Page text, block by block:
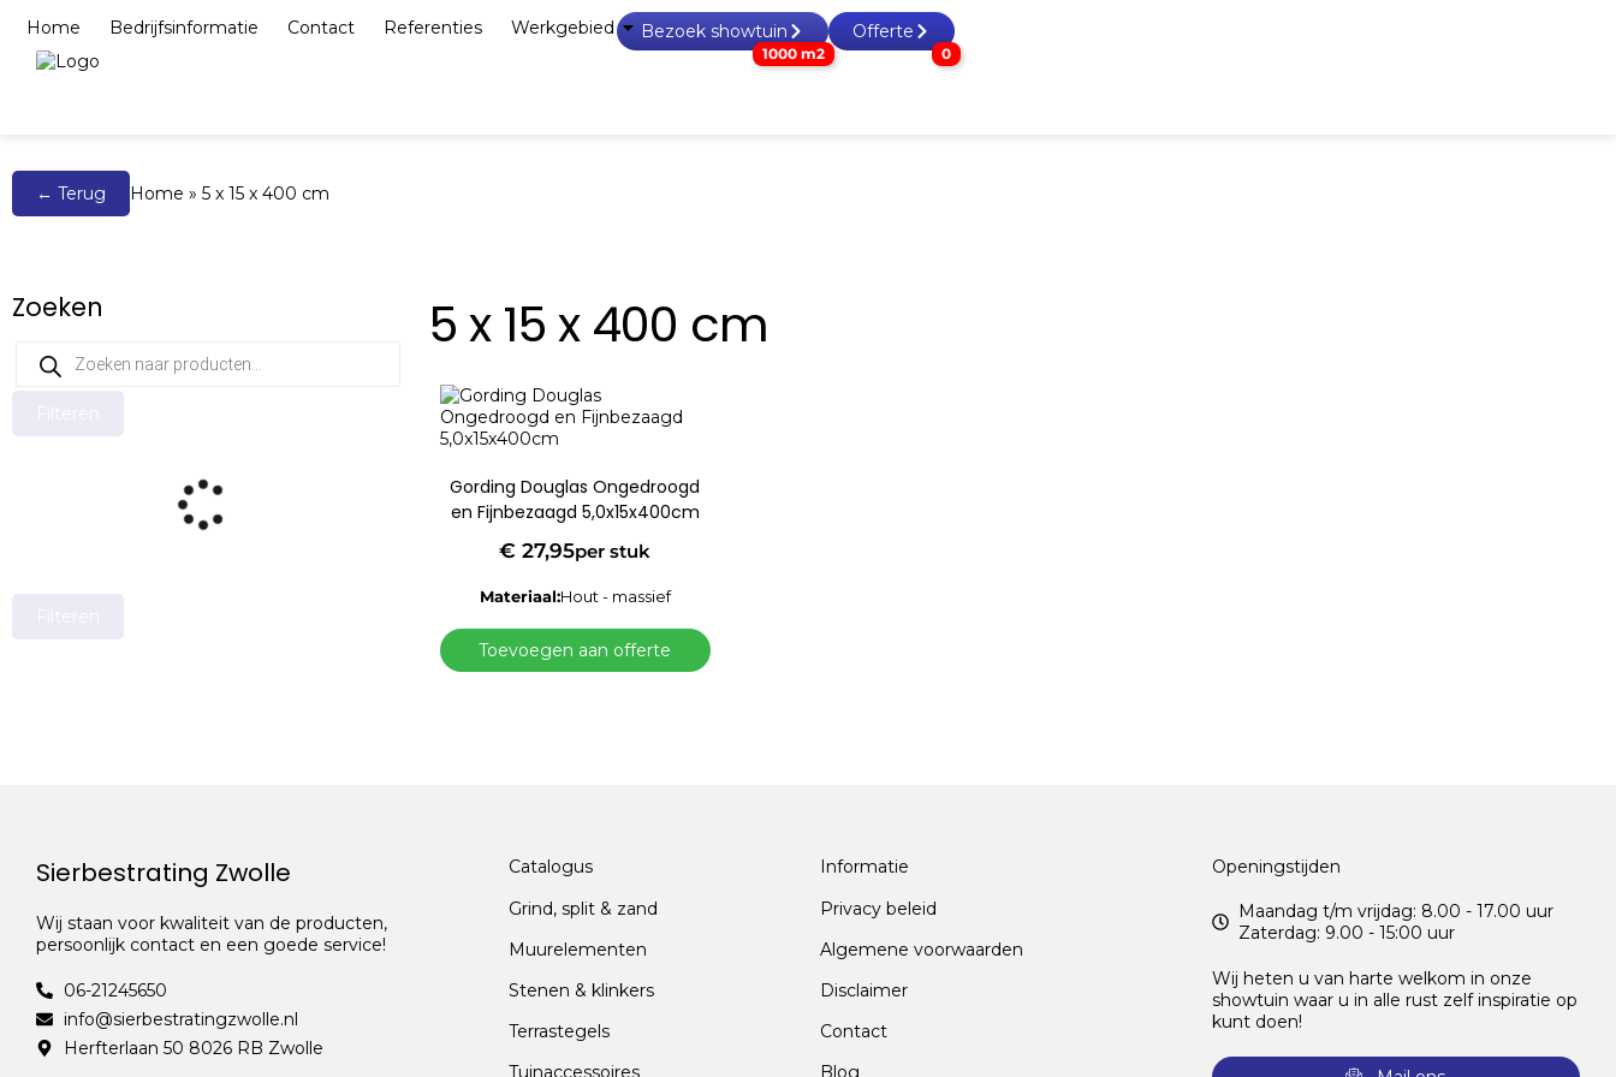
Home Bedrijfsinformatie Contact Referenties Werkgebied Bezoek showtuin
1000 m2
Offerte
0
← Terug Home » 5 x 15 x 400 cm
Zoeken 5 x 15 x 400 cm
Gording Douglas Ongedroogd
en Fijnbezaagd 5,0x15x400cm
€ 27,95per stuk
Materiaal:Hout - massief
Toevoegen aan offerte
Sierbestrating Zwolle
Wij staan voor kwaliteit van de producten,
persoonlijk contact en een goede service!
06-21245650
info@sierbestratingzwolle.nl
Herfterlaan 50 8026 RB Zwolle
Catalogus
Grind, split & zand
Muurelementen
Stenen & klinkers
Terrastegels
Tuinaccessoires
Informatie
Privacy beleid
Algemene voorwaarden
Disclaimer
Contact
Blog
Openingstijden
Maandag t/m vrijdag: 8.00 - 17.00 uur
Zaterdag: 9.00 - 15:00 uur
Wij heten u van harte welkom in onze
showtuin waar u in alle rust zelf inspiratie op
kunt doen!